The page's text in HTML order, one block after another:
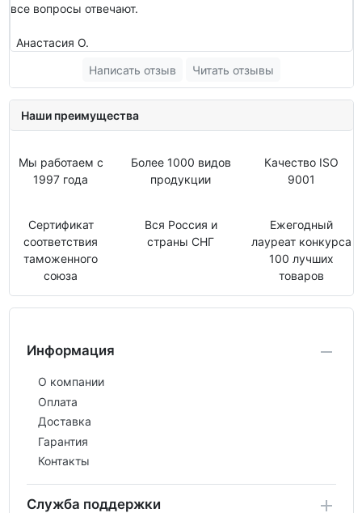
все вопросы отвечают.
Анастасия О.
Написать отзыв
Читать отзывы
Наши преимущества
Мы работаем с
1997 года
Более 1000 видов
продукции
Качество ISO
9001
Сертификат
соответствия
таможенного
союза
Вся Россия и
страны СНГ
Ежегодный
лауреат конкурса
100 лучших
товаров
Информация
О компании
Оплата
Доставка
Гарантия
Контакты
Служба поддержки